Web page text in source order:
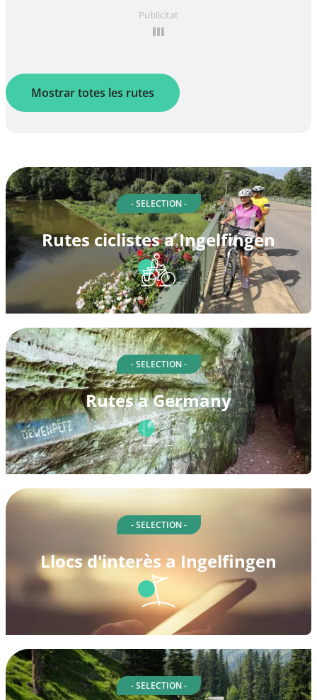
Publicitat
Mostrar totes les rutes
- SELECTION -
Rutes ciclistes a Ingelfingen
- SELECTION -
Rutes a Germany
- SELECTION -
Llocs d'interès a Ingelfingen
- SELECTION -